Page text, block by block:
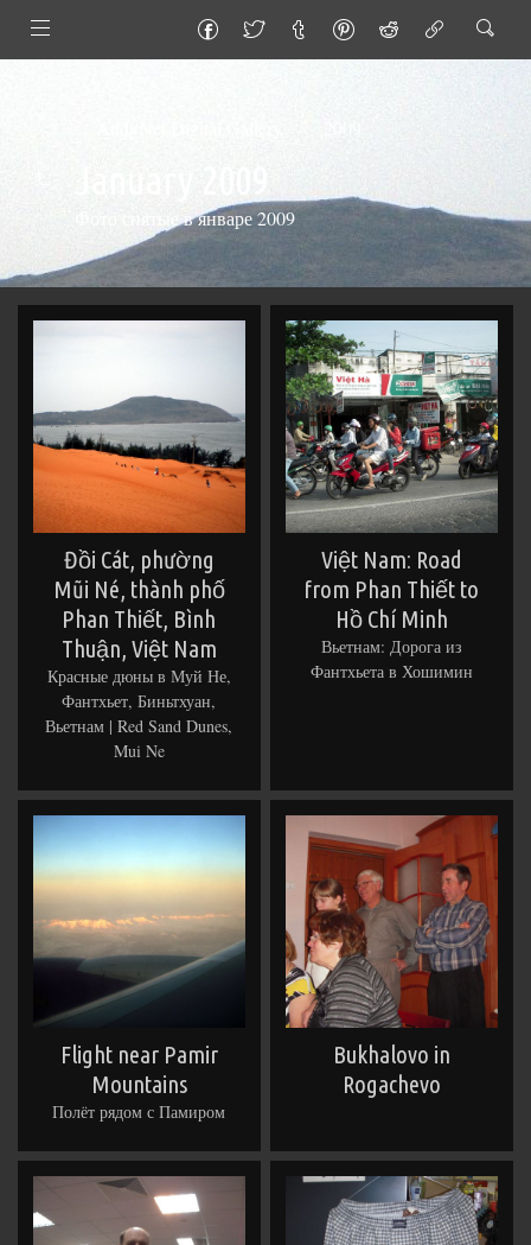
Фото снятые в январе 2009
Đồi Cát, phường
Mũi Né, thành phố
Phan Thiết, Bình
Thuận, Việt Nam
Красные дюны в Муй Не,
Фантхьет, Биньтхуан,
Вьетнам | Red Sand Dunes,
Mui Ne
Việt Nam: Road
from Phan Thiết to
Hồ Chí Minh
Вьетнам: Дорога из
Фантхьета в Хошимин
Flight near Pamir
Mountains
Полёт рядом с Памиром
Bukhalovo in
Rogachevo